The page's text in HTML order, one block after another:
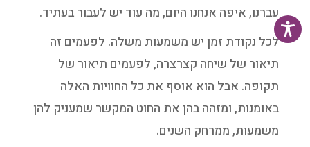
עברנו, איפה אנחנו היום, מה עוד יש לעבור בעתיד.
לכל נקודת זמן יש משמעות משלה. לפעמים זה
תיאור של שיחה קצרצרה, לפעמים תיאור של
תקופה. אבל הוא אוסף את כל החוויות האלה
באומנות, ומזהה בהן את החוט המקשר שמעניק להן
משמעות, ממרחק השנים.